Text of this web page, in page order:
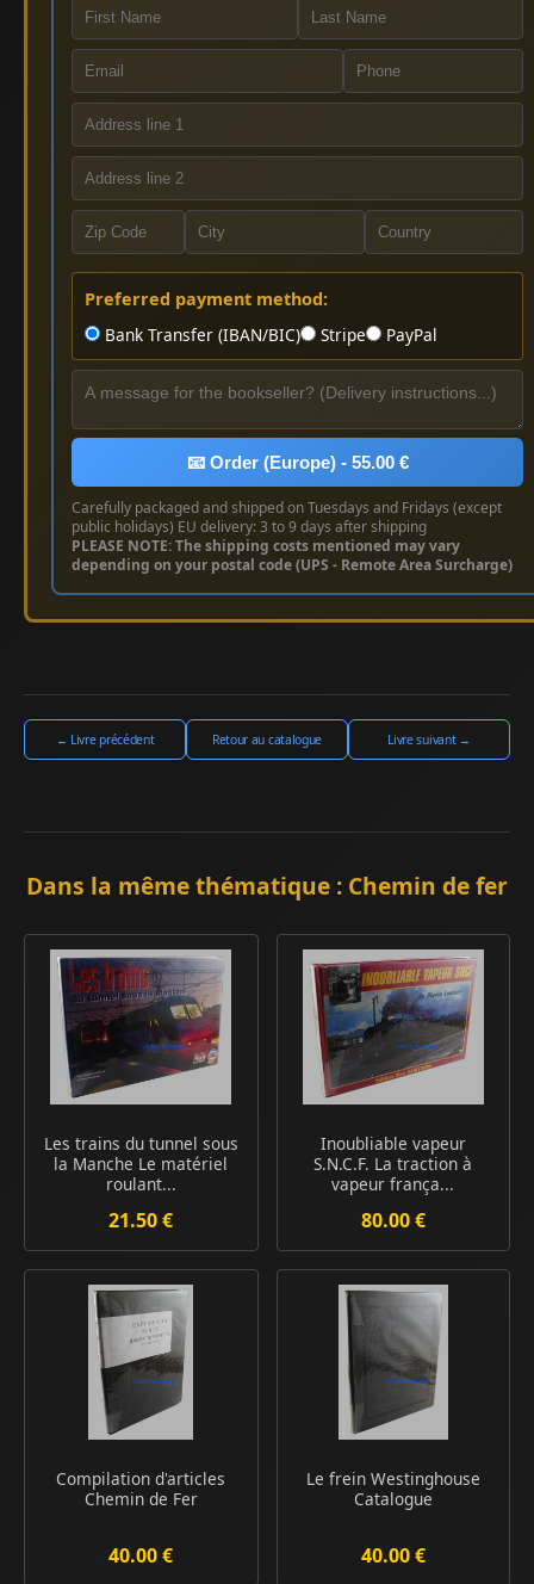
Preferred payment method:
Bank Transfer (IBAN/BIC)
Stripe PayPal
📧 Order (Europe) - 55.00 €
Carefully packaged and shipped on Tuesdays and Fridays (except
public holidays) EU delivery: 3 to 9 days after shipping
PLEASE NOTE: The shipping costs mentioned may vary
depending on your postal code (UPS - Remote Area Surcharge)
← Livre précédent Retour au catalogue Livre suivant →
Dans la même thématique : Chemin de fer
Les trains du tunnel sous
la Manche Le matériel
roulant...
21.50 €
Inoubliable vapeur
S.N.C.F. La traction à
vapeur frança...
80.00 €
Compilation d'articles
Chemin de Fer
40.00 €
Le frein Westinghouse
Catalogue
40.00 €